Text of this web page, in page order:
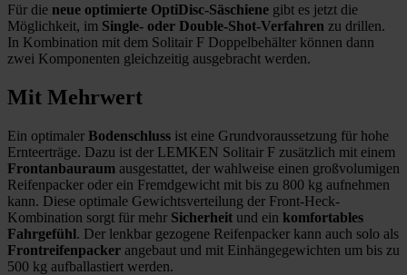
Für die neue optimierte OptiDisc-Säschiene gibt es jetzt die
Möglichkeit, im Single- oder Double-Shot-Verfahren zu drillen.
In Kombination mit dem Solitair F Doppelbehälter können dann
zwei Komponenten gleichzeitig ausgebracht werden.
Mit Mehrwert
Ein optimaler Bodenschluss ist eine Grundvoraussetzung für hohe
Ernteerträge. Dazu ist der LEMKEN Solitair F zusätzlich mit einem
Frontanbauraum ausgestattet, der wahlweise einen großvolumigen
Reifenpacker oder ein Fremdgewicht mit bis zu 800 kg aufnehmen
kann. Diese optimale Gewichtsverteilung der Front-Heck-
Kombination sorgt für mehr Sicherheit und ein komfortables
Fahrgefühl. Der lenkbar gezogene Reifenpacker kann auch solo als
Frontreifenpacker angebaut und mit Einhängegewichten um bis zu
500 kg aufballastiert werden.